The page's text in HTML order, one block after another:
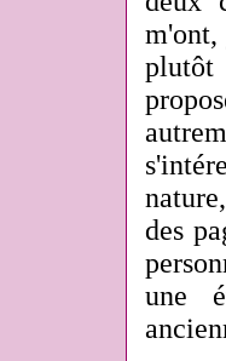
m'ont,
des
une